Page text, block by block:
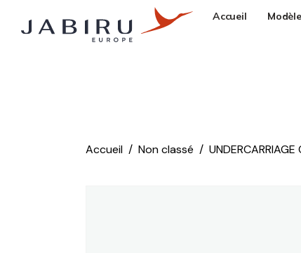
Accueil
Accueil Non classé